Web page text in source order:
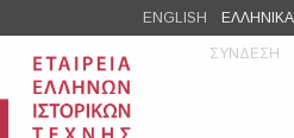
ENGLISH ΕΛΛΗΝΙΚΑ
ΣΥΝΔΕΣΗ